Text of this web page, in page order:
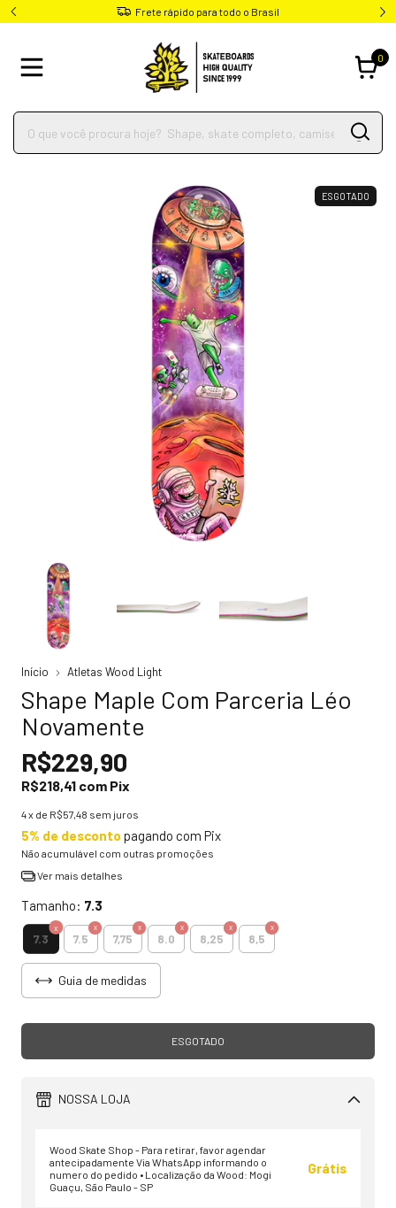
Frete rápido para todo o Brasil
0
ESGOTADO
Início Atletas Wood Light
Shape Maple Com Parceria Léo
Novamente
R$229,90
R$218,41 com Pix
4x de R$57,48 sem juros
5% de desconto pagando com Pix
Não acumulável com outras promoções
Ver mais detalhes
Tamanho: 7.3
7.3 7.5 7,75 8.0 8,25 8,5
Guia de medidas
NOSSA LOJA
Wood Skate Shop - Para retirar, favor agendar
antecipadamente Via WhatsApp informando o
numero do pedido • Localização da Wood: Mogi
Guaçu, São Paulo - SP
Grátis